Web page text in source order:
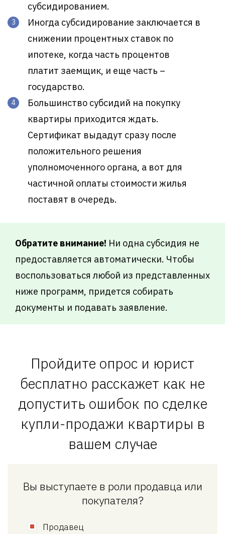
субсидированием.
Иногда субсидирование заключается в
снижении процентных ставок по
ипотеке, когда часть процентов
платит заемщик, и еще часть –
государство.
Большинство субсидий на покупку
квартиры приходится ждать.
Сертификат выдадут сразу после
положительного решения
уполномоченного органа, а вот для
частичной оплаты стоимости жилья
поставят в очередь.
Обратите внимание! Ни одна субсидия не
предоставляется автоматически. Чтобы
воспользоваться любой из представленных
ниже программ, придется собирать
документы и подавать заявление.
Пройдите опрос и юрист
бесплатно расскажет как не
допустить ошибок по сделке
купли-продажи квартиры в
вашем случае
Вы выступаете в роли продавца или
покупателя?
Продавец